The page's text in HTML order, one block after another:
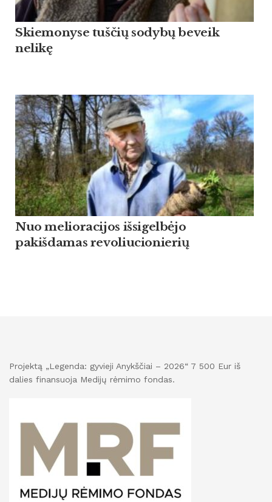
Skiemonyse tuščių sodybų beveik
nelikę
Nuo melioracijos išsigelbėjo
pakišdamas revoliucionierių
Projektą „Legenda: gyvieji Anykščiai – 2026“ 7 500 Eur iš
dalies finansuoja Medijų rėmimo fondas.